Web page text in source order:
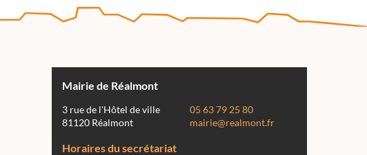
Mairie de Réalmont
3 rue de l'Hôtel de ville
81120 Réalmont
05 63 79 25 80
mairie@realmont.fr
Horaires du secrétariat